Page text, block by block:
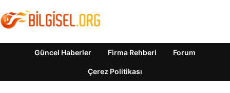
Güncel Haberler Firma Rehberi Forum
Çerez Politikası